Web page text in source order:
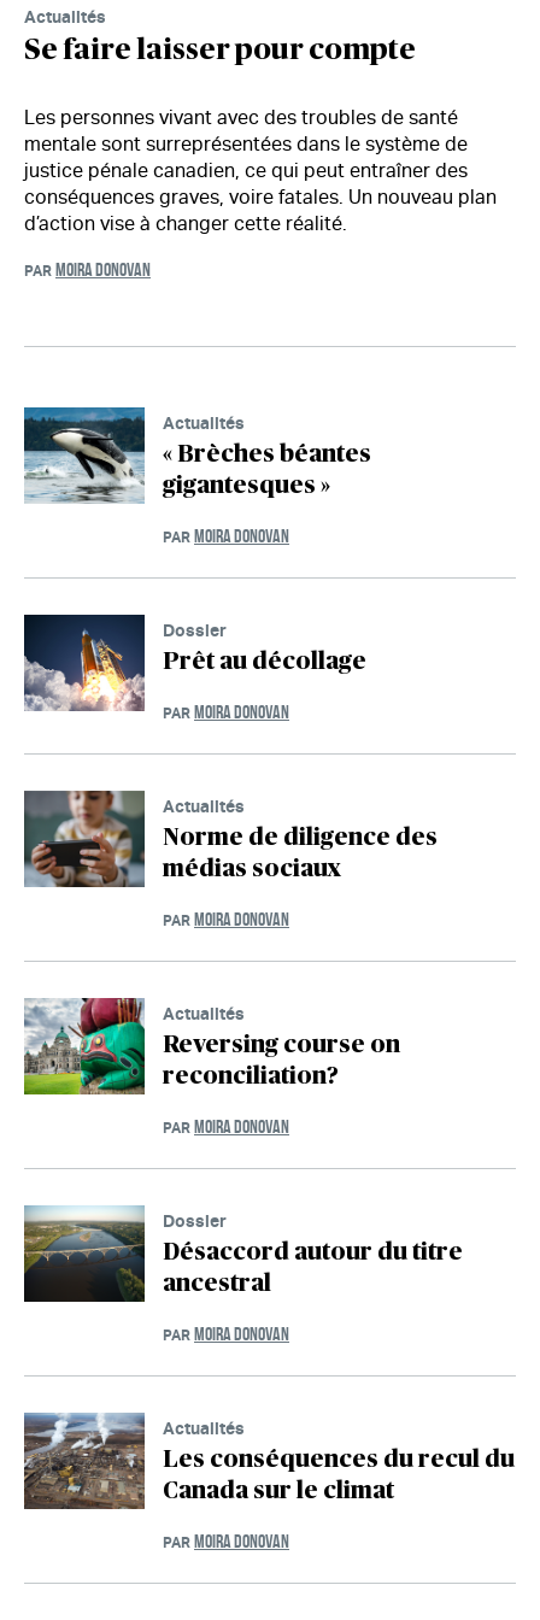
Actualités
Se faire laisser pour compte
Les personnes vivant avec des troubles de santé
mentale sont surreprésentées dans le système de
justice pénale canadien, ce qui peut entraîner des
conséquences graves, voire fatales. Un nouveau plan
d’action vise à changer cette réalité.
PAR MOIRA DONOVAN
Actualités
« Brèches béantes
gigantesques »
PAR MOIRA DONOVAN
Dossier
Prêt au décollage
PAR MOIRA DONOVAN
Actualités
Norme de diligence des
médias sociaux
PAR MOIRA DONOVAN
Actualités
Reversing course on
reconciliation?
PAR MOIRA DONOVAN
Dossier
Désaccord autour du titre
ancestral
PAR MOIRA DONOVAN
Actualités
Les conséquences du recul du
Canada sur le climat
PAR MOIRA DONOVAN